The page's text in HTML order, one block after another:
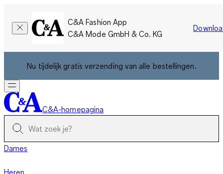
C&A Fashion App
C&A Mode GmbH & Co. KG
Nu tijdelijk gratis verzending van alle bestellingen.
C&A-homepagina
Dames
Heren